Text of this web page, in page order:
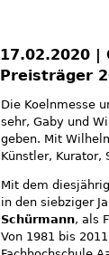
17.02.2020 |
Preisträger
Die Koelnmesse
sehr, Gaby und
geben. Mit
Künstler, Kurator,
Mit dem
in den siebziger
Schürmann, als
Von 1981 bis